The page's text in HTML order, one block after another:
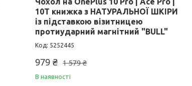
10T книжка з НАТУРАЛЬНОЇ ШКІРИ
із підставкою візитницею
протиударний магнітний "BULL"
5252445
1 579 ₴
979 ₴
В наявності